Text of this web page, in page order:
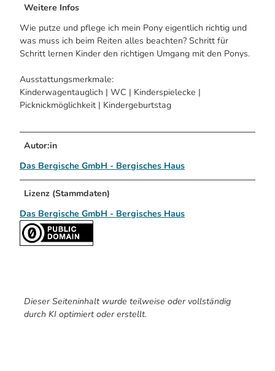
Weitere Infos
Wie putze und pflege ich mein Pony eigentlich richtig und
was muss ich beim Reiten alles beachten? Schritt für
Schritt lernen Kinder den richtigen Umgang mit den Ponys.
Ausstattungsmerkmale:
Kinderwagentauglich | WC | Kinderspielecke |
Picknickmöglichkeit | Kindergeburtstag
Autor:in
Das Bergische GmbH - Bergisches Haus
Lizenz (Stammdaten)
Das Bergische GmbH - Bergisches Haus
Dieser Seiteninhalt wurde teilweise oder vollständig
durch KI optimiert oder erstellt.